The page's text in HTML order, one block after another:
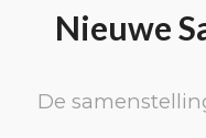
Nieuwe
De